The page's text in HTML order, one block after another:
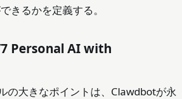
きるかを定義する。
Personal AI with
の大きなポイントは、Clawdbotが永